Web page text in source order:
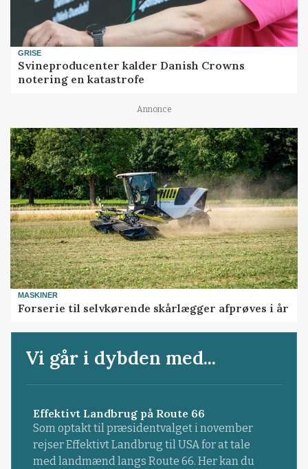
GRISE
Svineproducenter kalder Danish Crowns
notering en katastrofe
Annonce
MASKINER
Forserie til selvkørende skårlægger afprøves i år
Vi går i dybden med...
Effektivt Landbrug på Route 66
Som optakt til præsidentvalget i november
rejser Effektivt Landbrug til USA for at tale
med landmænd langs Route 66. Her kan du